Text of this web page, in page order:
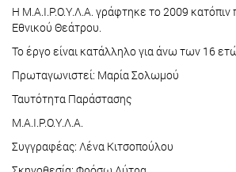
Η Μ.Α.Ι.Ρ.Ο.Υ.Λ.Α. γράφτηκε το 2009 κατόπιν
Εθνικού Θεάτρου.
Το έργο είναι κατάλληλο για άνω των 16
Πρωταγωνιστεί: Μαρία Σολωμού
Ταυτότητα Παράστασης
Μ.Α.Ι.Ρ.Ο.Υ.Λ.Α.
Συγγραφέας: Λένα Κιτσοπούλου